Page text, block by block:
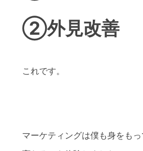
②外見改善
これです。
マーケティングは僕も身をも